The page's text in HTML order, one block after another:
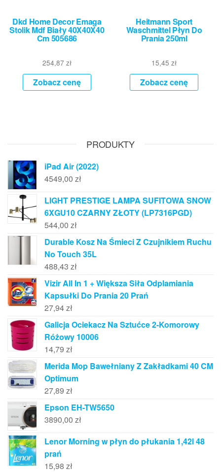
Dkd Home Decor Emaga
Stolik Mdf Biały 40X40X40
Cm 505686
254,87 zł
Zobacz cenę
Heitmann Sport
Waschmittel Płyn Do
Prania 250ml
15,45zł
Zobacz cenę
PRODUKTY
iPad Air (2022)
4549,00 zł
LIGHT PRESTIGE LAMPA SUFITOWA SNOW
6XGU10 CZARNY ZŁOTY (LP7316PGD)
544,00 zł
Durable Kosz Na Śmieci Z Czujnikiem Ruchu
No Touch 35L
488,43 zł
Vizir All In 1 + Większa Siła Odplamiania
Kapsułki Do Prania 20 Prań
27,94zł
Galicja Ociekacz Na Sztućce 2-Komorowy
Różowy 10006
14,79 zł
Merida Mop Bawełniany Z Zakładkami 40 CM
Optimum
27,89 zł
Epson EH-TW5650
3890,00 zł
Lenor Morning w płyn do płukania 1,42l 48
prań
15,98 zł